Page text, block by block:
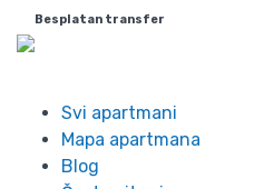
Besplatan transfer
Svi apartmani
Mapa apartmana
Blog